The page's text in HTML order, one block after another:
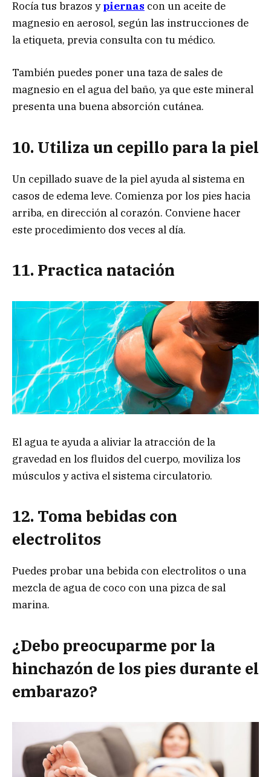
Rocía tus brazos ypiernas con un aceite de
magnesio en aerosol, según las instrucciones de
la etiqueta, previa consulta con tu médico.
También puedes poner una taza de sales de
magnesio en el agua del baño, ya que este mineral
presenta una buena absorción cutánea.
10. Utiliza un cepillo para la piel
Un cepillado suave de la piel ayuda al sistema en
casos de edema leve. Comienza por los pies hacia
arriba, en dirección al corazón. Conviene hacer
este procedimiento dos veces al día.
11. Practica natación
El agua te ayuda a aliviar la atracción de la
gravedad en los fluidos del cuerpo, moviliza los
músculos y activa el sistema circulatorio.
12. Toma bebidas con
electrolitos
Puedes probar una bebida con electrolitos o una
mezcla de agua de coco con una pizca de sal
marina.
¿Debo preocuparme por la
hinchazón de los pies durante el
embarazo?